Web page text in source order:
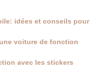
idées et conseils pour
voiture de fonction
avec les stickers